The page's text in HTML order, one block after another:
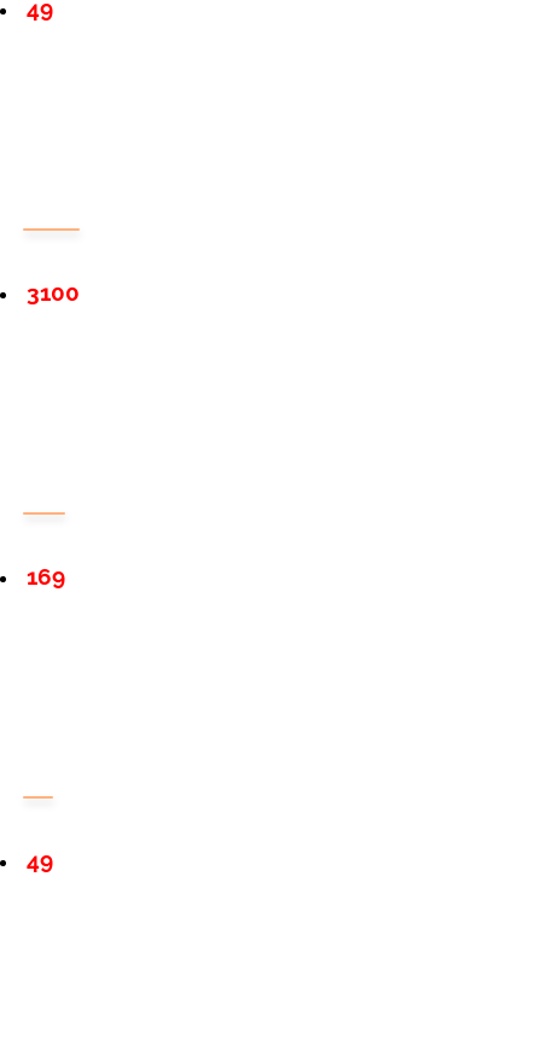
49
3100
169
49